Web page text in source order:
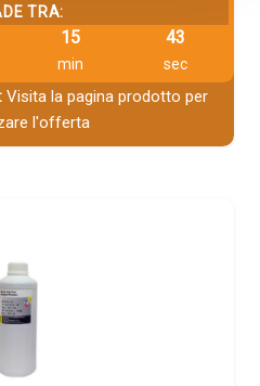
TRA:
15
min
43
sec
Visita la pagina prodotto per
l'offerta